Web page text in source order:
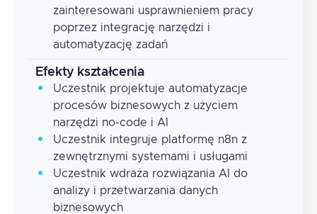
zainteresowani usprawnieniem pracy
poprzez integrację narzędzi i
automatyzację zadań
Efekty kształcenia
Uczestnik projektuje automatyzacje
procesów biznesowych z użyciem
narzędzi no-code i AI
Uczestnik integruje platformę n8n z
zewnętrznymi systemami i usługami
Uczestnik wdraża rozwiązania AI do
analizy i przetwarzania danych
biznesowych